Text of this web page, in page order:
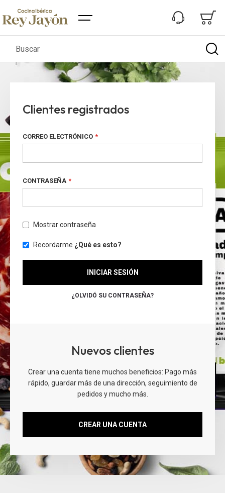
Buscar
Clientes registrados
CORREO ELECTRÓNICO
CONTRASEÑA
Mostrar contraseña
Recordarme ¿Qué es esto?
INICIAR SESIÓN
¿OLVIDÓ SU CONTRASEÑA?
Nuevos clientes
Crear una cuenta tiene muchos beneficios: Pago más
rápido, guardar más de una dirección, seguimiento de
pedidos y mucho más.
CREAR UNA CUENTA